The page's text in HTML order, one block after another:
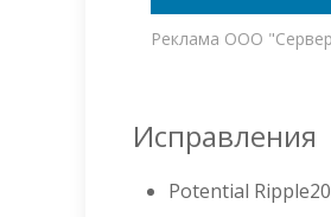
Реклама ООО
Исправления
Potential